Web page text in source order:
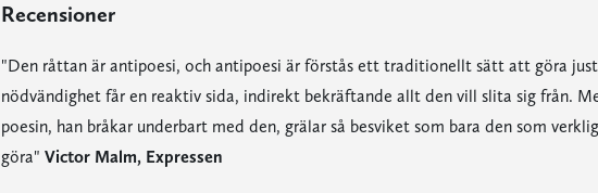
Recensioner
"Den råttan är antipoesi, och antipoesi är förstås ett traditionellt sätt att göra
nödvändighet får en reaktiv sida, indirekt bekräftande allt den vill slita sig från.
poesin, han bråkar underbart med den, grälar så besviket som bara den som
göra" Victor Malm, Expressen